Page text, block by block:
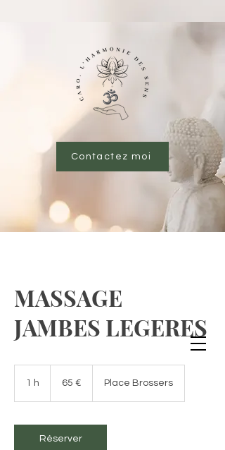
Contactez moi
MASSAGE
JAMBES LEGERES
1 h 65 € Place Brossers
Réserver